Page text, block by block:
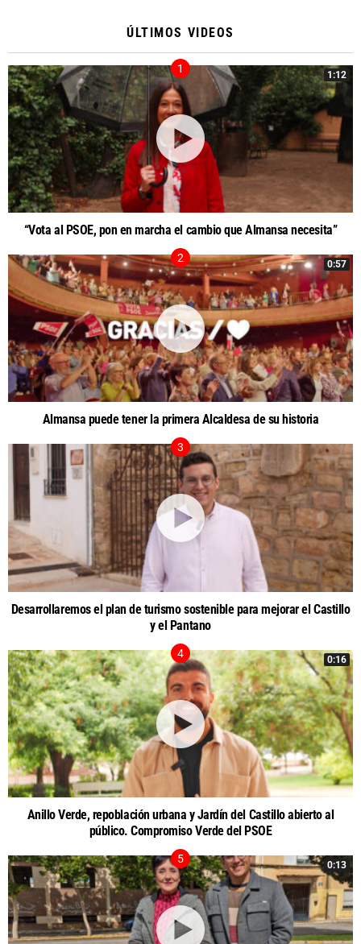
ÚLTIMOS VIDEOS
1:12
“Vota al PSOE, pon en marcha el cambio que Almansa necesita”
0:57
Almansa puede tener la primera Alcaldesa de su historia
Desarrollaremos el plan de turismo sostenible para mejorar el Castillo
y el Pantano
0:16
Anillo Verde, repoblación urbana y Jardín del Castillo abierto al
público. Compromiso Verde del PSOE
0:13